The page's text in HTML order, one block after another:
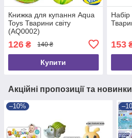
Книжка для купання Aqua
Toys Тварини світу
(AQ0002)
126 ₴ 140 ₴
Купити
Набір
153
Акційні пропозиції та новинки
–10%